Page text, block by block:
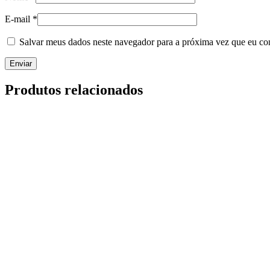
E-mail *
Salvar meus dados neste navegador para a próxima vez que eu
Produtos relacionados